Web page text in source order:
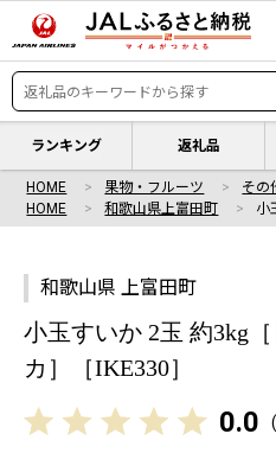
ランキング 返礼品
HOME 果物・フルーツ その
HOME
和歌山県上富田町 小
和歌山県 上富田町
小玉すいか 2玉 約3kg
カ］［IKE330］
0.0 (